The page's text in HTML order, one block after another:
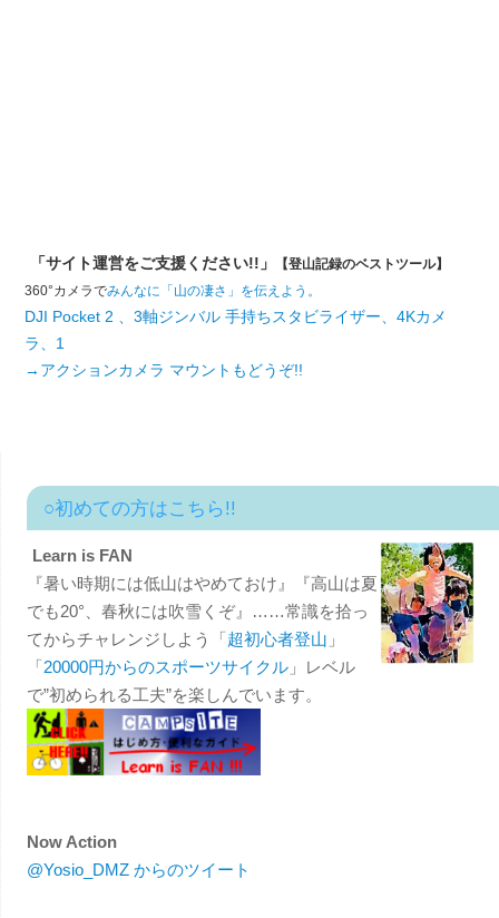
「サイト運営をご支援ください!!」
【登山記録のベストツール】
360°カメラでみんなに「山の凄さ」を伝えよう。
DJI Pocket 2 、3軸ジンバル 手持ちスタビライザー、4Kカメ
ラ、1
→アクションカメラ マウントもどうぞ!!
○初めての方はこちら!!
Learn is FAN
『暑い時期には低山はやめておけ』『高山は夏
でも20°、春秋には吹雪くぞ』……常識を拾っ
てからチャレンジしよう「超初心者登山 」
「20000円からのスポーツサイクル」レベル
で”初められる工夫”を楽しんでいます。
Now Action
@Yosio_DMZ からのツイート